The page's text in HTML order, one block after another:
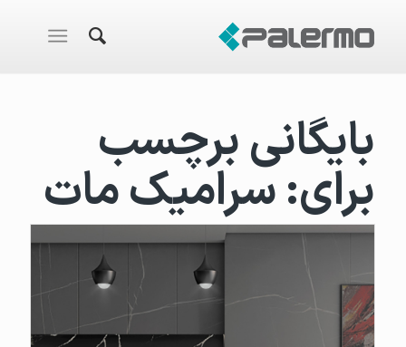
بایگانی برچسب
برای:سرامیک مات